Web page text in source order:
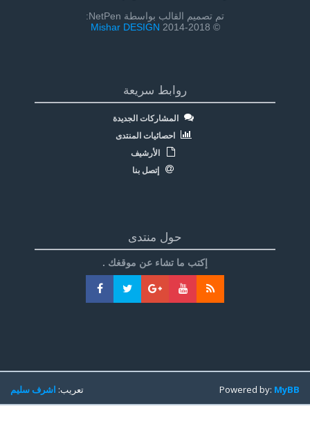
تم تصميم القالب بواسطة NetPen:
© 2014-2018
Mishar DESIGN
روابط سريعة
المشاركات الجديدة
احصائيات المنتدى
الأرشيف
إتصل بنا
حول منتدى
إكتب ما تشاء عن موقغك .
تعريب:اشرف سليم Powered by:MyBB